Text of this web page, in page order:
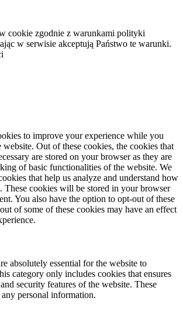
cookie zgodnie z warunkami polityki
w serwisie akceptują Państwo te warunki.
to improve your experience while you
Out of these cookies, the cookies that
are stored on your browser as they are
of basic functionalities of the website. We
that help us analyze and understand how
These cookies will be stored in your browser
You also have the option to opt-out of these
of some of these cookies may have an effect
absolutely essential for the website to
category only includes cookies that ensures
security features of the website. These
personal information.